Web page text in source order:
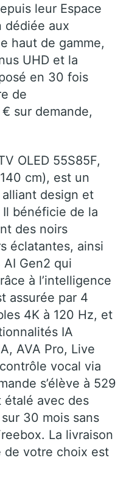
leur Espace
dédiée aux
haut de gamme,
UHD et la
en 30 fois
de
sur demande,
OLED 55S85F,
cm), est un
design et
bénéficie de la
des noirs
éclatantes, ainsi
Gen2 qui
à l’intelligence
assurée par 4
4K à 120 Hz, et
IA
AVA Pro, Live
vocal via
s’élève à 529
étalé avec des
30 mois sans
La livraison
de votre choix est